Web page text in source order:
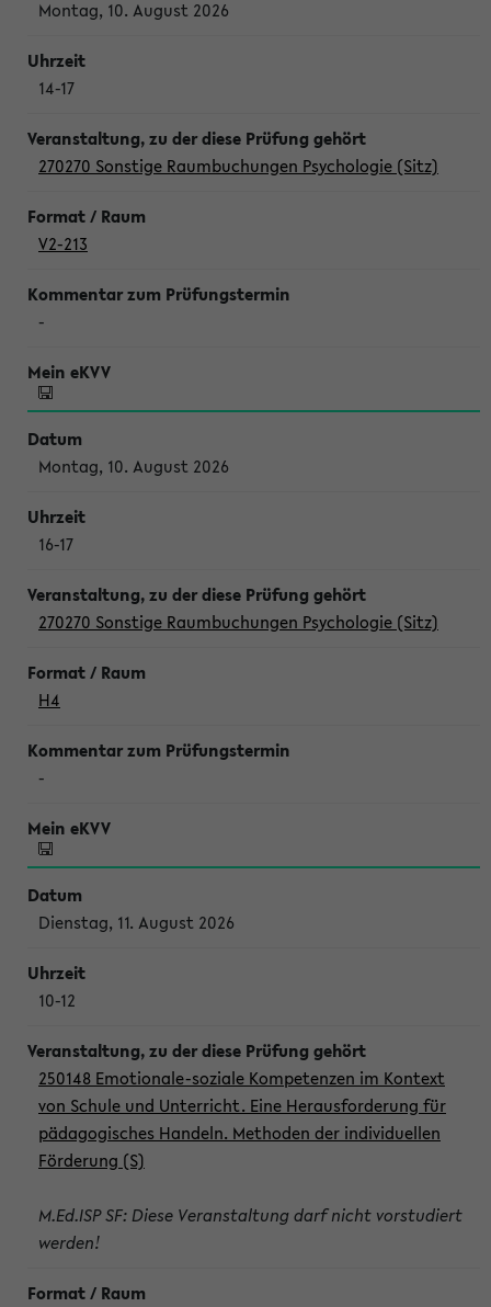
Montag, 10. August 2026
14-17
270270 Sonstige Raumbuchungen Psychologie (Sitz)
V2-213
-
Montag, 10. August 2026
16-17
270270 Sonstige Raumbuchungen Psychologie (Sitz)
H4
-
Dienstag, 11. August 2026
10-12
250148 Emotionale-soziale Kompetenzen im Kontext
von Schule und Unterricht. Eine Herausforderung für
pädagogisches Handeln. Methoden der individuellen
Förderung (S)
M.Ed.ISP SF: Diese Veranstaltung darf nicht vorstudiert
werden!